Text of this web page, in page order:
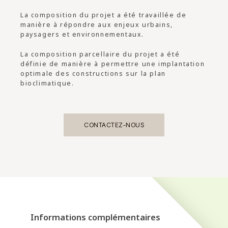
La composition du projet a été travaillée de
manière à répondre aux enjeux urbains,
paysagers et environnementaux.
La composition parcellaire du projet a été
définie de manière à permettre une implantation
optimale des constructions sur la plan
bioclimatique.
CONTACTEZ-NOUS
Informations complémentaires